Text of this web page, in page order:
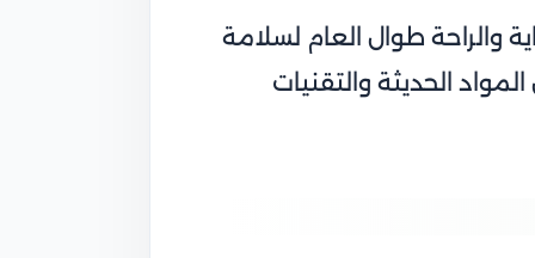
والراحة طوال العام لسلامة
الحديثة والتقنيات